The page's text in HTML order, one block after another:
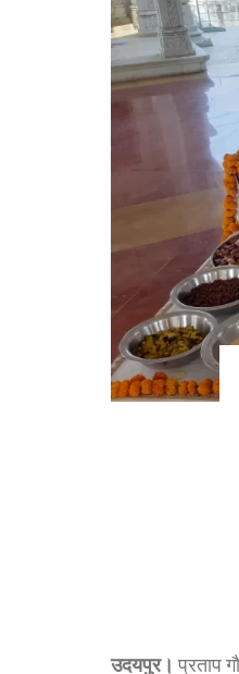
उदयपुर। प्रताप